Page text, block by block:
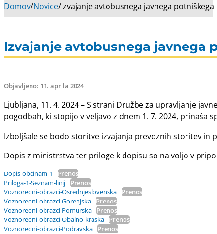
Domov/Novice/Izvajanje avtobusnega javnega
Izvajanje avtobusnega javnega
Objavljeno: 11. aprila 2024
Ljubljana, 11. 4. 2024 – S strani Družbe za upravljanje
pogodbah, ki stopijo v veljavo z dnem 1. 7. 2024,
Izboljšale se bodo storitve izvajanja prevoznih storitev
Dopis z ministrstva ter priloge k dopisu so na voljo v
Dopis-obcinam-1
Prenos
Priloga-1-Seznam-linij Prenos
Voznoredni-obrazci-Osrednjeslovenska Prenos
Voznoredni-obrazci-Gorenjska Prenos
Voznoredni-obrazci-Pomurska Prenos
Voznoredni-obrazci-Obalno-kraska Prenos
Voznoredni-obrazci-Podravska Prenos